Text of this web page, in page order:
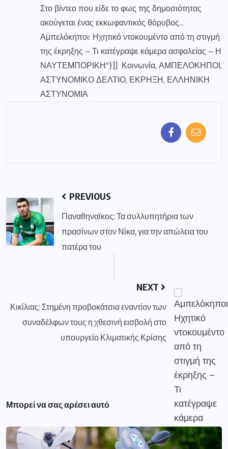
Στο βίντεο που είδε το φως της δημοσιότητας
ακούγεται ένας εκκωφαντικός θόρυβος…
Αμπελόκηποι: Ηχητικό ντοκουμέντο από τη στιγμή
της έκρηξης – Τι κατέγραψε κάμερα ασφαλείας – Η
ΝΑΥΤΕΜΠΟΡΙΚΗ”}]] Κοινωνία, ΑΜΠΕΛΟΚΗΠΟΙ,
ΑΣΤΥΝΟΜΙΚΟ ΔΕΛΤΙΟ, ΕΚΡΗΞΗ, ΕΛΛΗΝΙΚΗ
ΑΣΤΥΝΟΜΙΑ
PREVIOUS
Παναθηναϊκος: Τα συλλυπητήρια των
πρασίνων στον Νίκα, για την απώλεια του
πατέρα του
NEXT
Κικίλιας: Στημένη προβοκάτσια εναντίον των
συναδέλφων τους η χθεσινή εισβολή στο
υπουργείο Κλιματικής Κρίσης
Μπορεί να σας αρέσει αυτό